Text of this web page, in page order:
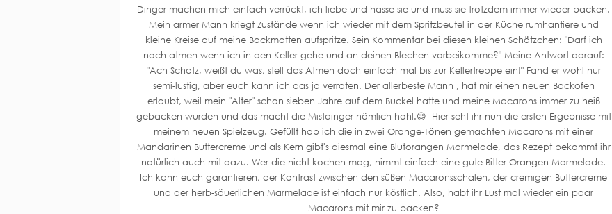
Dinger machen mich einfach verrückt, ich liebe und hasse sie und muss sie trotzdem immer wieder backen.
Mein armer Mann kriegt Zustände wenn ich wieder mit dem Spritzbeutel in der Küche rumhantiere und
kleine Kreise auf meine Backmatten aufspritze. Sein Kommentar bei diesen kleinen Schätzchen: "Darf ich
noch atmen wenn ich in den Keller gehe und an deinen Blechen vorbeikomme?" Meine Antwort darauf:
"Ach Schatz, weißt du was, stell das Atmen doch einfach mal bis zur Kellertreppe ein!" Fand er wohl nur
semi-lustig, aber euch kann ich das ja verraten. Der allerbeste Mann , hat mir einen neuen Backofen
erlaubt, weil mein "Alter" schon sieben Jahre auf dem Buckel hatte und meine Macarons immer zu heiß
gebacken wurden und das macht die Mistdinger nämlich hohl.😉 Hier seht ihr nun die ersten Ergebnisse mit
meinem neuen Spielzeug. Gefüllt hab ich die in zwei Orange-Tönen gemachten Macarons mit einer
Mandarinen Buttercreme und als Kern gibt's diesmal eine Blutorangen Marmelade, das Rezept bekommt ihr
natürlich auch mit dazu. Wer die nicht kochen mag, nimmt einfach eine gute Bitter-Orangen Marmelade.
Ich kann euch garantieren, der Kontrast zwischen den süßen Macaronsschalen, der cremigen Buttercreme
und der herb-säuerlichen Marmelade ist einfach nur köstlich. Also, habt ihr Lust mal wieder ein paar
Macarons mit mir zu backen?